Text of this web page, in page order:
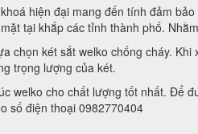
hiện đại mang đến tính đảm
tại khắp các tỉnh thành phố.
chọn két sắt welko chống cháy.
trọng lượng của két.
welko cho chất lượng tốt nhất. Để
số điện thoại 0982770404